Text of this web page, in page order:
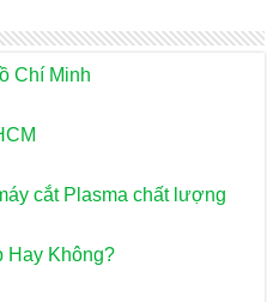
Chí Minh
cắt Plasma chất lượng
Hay Không?